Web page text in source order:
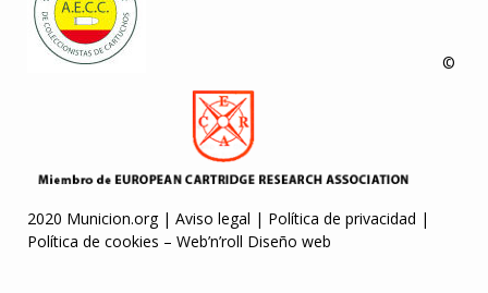
©
2020 Municion.org | Aviso legal | Política de privacidad |
Política de cookies – Web’n’roll Diseño web